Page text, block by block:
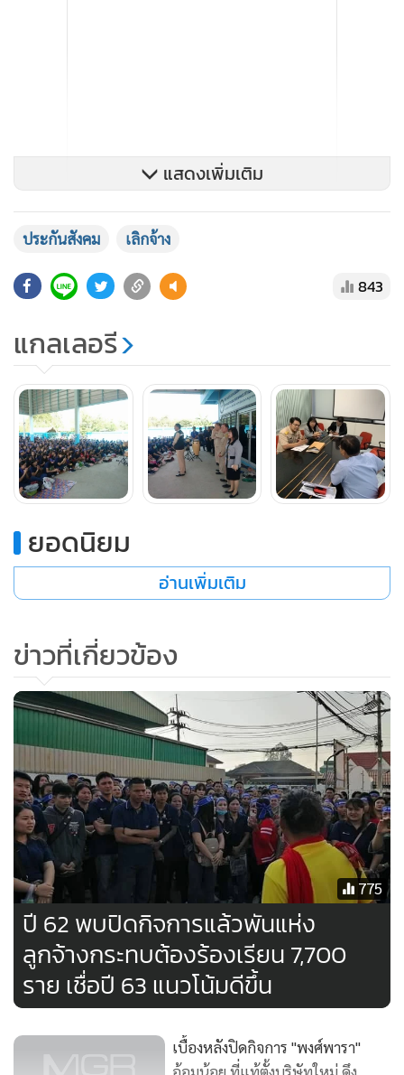
นางสุจิต กล่าวว่า จากตรวจสอบแล้วพบว่า เดิมบริษัทมีลูกจ้างพัน
กว่าคนแต่เนื่องจากบริษัทมีโครงการร่วมใจจาก โดยมีการจ่ายค่า
ชดเชยทำให้บริษัทเหลือพนักงานเพียง 999 คน และประวัติการ
นำส่งเงินสมทบต่อสำนักงานประกันสังคมนั้นถูกต้อง ไม่มีหนี้
ต่อไปยังสหภาพแรงงานผลิตภัณฑ์ยานยนต์ไทย ซึ่งตั้งอยู่ย่าน
อ้อมน้อย อำเภอกระทุ่มแบน จังหวัดสมุทรสาคร เพื่อชี้แจงสิทธิ
ให้แก่ลูกจ้างผู้ประกันตน ปรากฏว่าลูกจ้างส่วนใหญ่ติดใจในเรื่อง
การเลิกจ้างโดยมิได้บอกกล่าวล่วงหน้า ในการนี้มีหัวหน้าส่วน
ราชการกระทรวงแรงงานได้ชี้แจงสร้างความเข้าใจแก่ลูกจ้างและ
สหภาพแรงงานโดยทำให้เหตุการณ์เป็นไปอย่างสงบเรียบร้อยดี
เนื่องจากนายจ้างปฏิบัติถูกต้องตามกฎหมาย
แสดงเพิ่มเติม
ประกันสังคม เลิกจ้าง
843
แกลเลอรี
ยอดนิยม
อ่านเพิ่มเติม
ข่าวที่เกี่ยวข้อง
775
ปี 62 พบปิดกิจการแล้วพันแห่ง
ลูกจ้างกระทบต้องร้องเรียน 7,700
ราย เชื่อปี 63 แนวโน้มดีขึ้น
เบื้องหลังปิดกิจการ "พงศ์พารา"